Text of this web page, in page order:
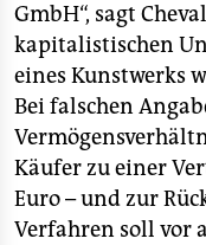
GmbH“, sagt
kapitalistischen
eines Kunstwerks
Bei falschen
Käufer zu einer
Euro – und zur
Verfahren soll vor